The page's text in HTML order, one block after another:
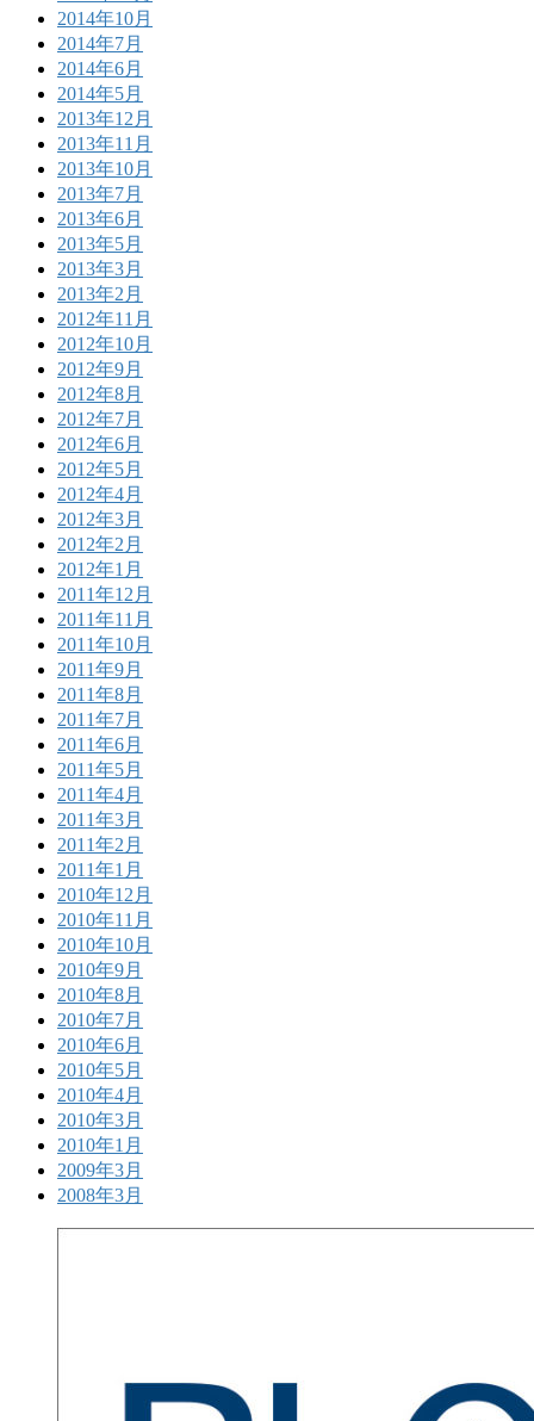
2014年10月
2014年7月
2014年6月
2014年5月
2013年12月
2013年11月
2013年10月
2013年7月
2013年6月
2013年5月
2013年3月
2013年2月
2012年11月
2012年10月
2012年9月
2012年8月
2012年7月
2012年6月
2012年5月
2012年4月
2012年3月
2012年2月
2012年1月
2011年12月
2011年11月
2011年10月
2011年9月
2011年8月
2011年7月
2011年6月
2011年5月
2011年4月
2011年3月
2011年2月
2011年1月
2010年12月
2010年11月
2010年10月
2010年9月
2010年8月
2010年7月
2010年6月
2010年5月
2010年4月
2010年3月
2010年1月
2009年3月
2008年3月